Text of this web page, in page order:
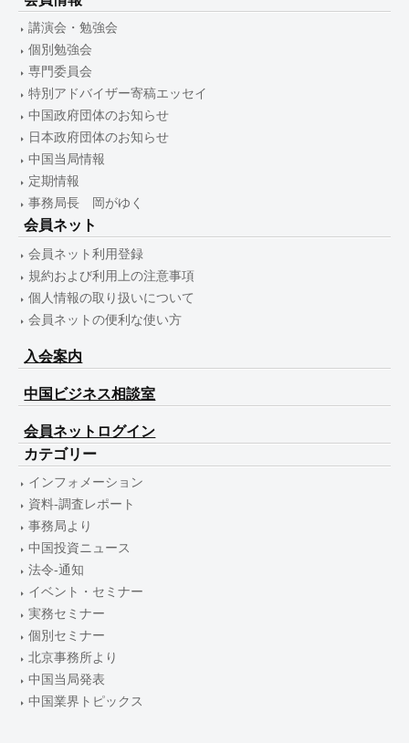
講演会・勉強会
個別勉強会
専門委員会
特別アドバイザー寄稿エッセイ
中国政府団体のお知らせ
日本政府団体のお知らせ
中国当局情報
定期情報
事務局長 岡がゆく
会員ネット
会員ネット利用登録
規約および利用上の注意事項
個人情報の取り扱いについて
会員ネットの便利な使い方
入会案内
中国ビジネス相談室
会員ネットログイン
カテゴリー
インフォメーション
資料-調査レポート
事務局より
中国投資ニュース
法令-通知
イベント・セミナー
実務セミナー
個別セミナー
北京事務所より
中国当局発表
中国業界トピックス